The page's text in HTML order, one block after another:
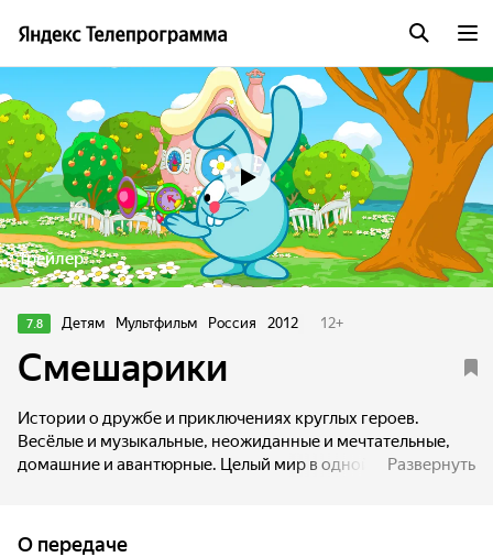
Трейлер
7.8 Детям Мультфильм Россия 2012 12+
Смешарики
Истории о дружбе и приключениях круглых героев.
Весёлые и музыкальные, неожиданные и мечтательные,
домашние и авантюрные. Целый мир в одной уютнойРазвернуть
О передаче